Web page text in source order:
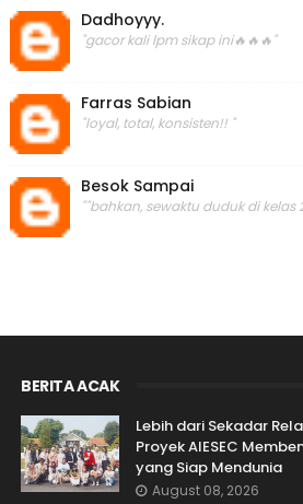
Dadhoyyy.
"gacor kali lpm sikap ini🔥🔥🔥"
Farras Sabian
"loyal, total, konsisten!! "
Besok Sampai
""bahkan, sewaktu duduk di kelas
BERITA ACAK
Lebih dari Sekadar
Proyek AIESEC
yang Siap Mendunia
August 08, 2026